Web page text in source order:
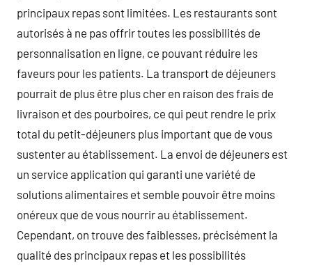
principaux repas sont limitées. Les restaurants sont
autorisés à ne pas offrir toutes les possibilités de
personnalisation en ligne, ce pouvant réduire les
faveurs pour les patients. La transport de déjeuners
pourrait de plus être plus cher en raison des frais de
livraison et des pourboires, ce qui peut rendre le prix
total du petit-déjeuners plus important que de vous
sustenter au établissement. La envoi de déjeuners est
un service application qui garanti une variété de
solutions alimentaires et semble pouvoir être moins
onéreux que de vous nourrir au établissement.
Cependant, on trouve des faiblesses, précisément la
qualité des principaux repas et les possibilités